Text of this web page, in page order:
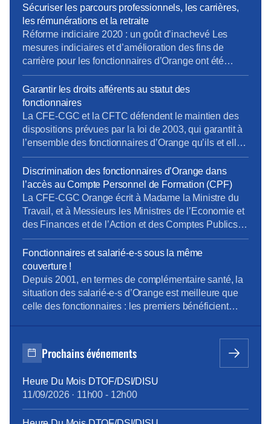
validation par le Ministère. La CFE-CGC et la CFTC
dénoncent ce fonctionnement, qui constitue une
atteinte à un principe fondamental du droit : nul ne
devrait être à la […]
Sécuriser les parcours professionnels, les carrières,
les rémunérations et la retraite
Réforme indiciaire 2020 : un goût d’inachevé Les
mesures indiciaires et d’amélioration des fins de
carrière pour les fonctionnaires d’Orange ont été
mises en place en décembre 2020, un an après la
Fonction Publique d’État… et en laissant de côté les
statuts de fonction (IV.3 et au-delà). La CFE-CGC
Orange et la CFTC continuent de se […]
Garantir les droits afférents au statut des
fonctionnaires
La CFE-CGC et la CFTC défendent le maintien des
dispositions prévues par la loi de 2003, qui garantit à
l’ensemble des fonctionnaires d’Orange qu’ils et elles
garderont leur statut jusqu’à la fin de leur activité.
Discrimination des fonctionnaires d’Orange dans
l’accès au Compte Personnel de Formation (CPF)
La CFE-CGC Orange écrit à Madame la Ministre du
Travail, et à Messieurs les Ministres de l’Economie et
des Finances et de l’Action et des Comptes Publics
La « loi pour la liberté de choisir son avenir
professionnel » du 05 septembre 2018, qui a pour
ambition une nouvelle société de compétences,
réforme la formation professionnelle en promettant,
[…]
Fonctionnaires et salarié-e-s sous la même
couverture !
Depuis 2001, en termes de complémentaire santé, la
situation des salarié-e-s d’Orange est meilleure que
celle des fonctionnaires : les premiers bénéficient
seconds, s’ils le souhaitent, s’assurent
individuellement et payent 100% des cotisations,
introduite en février 2015. Cette différence de
traitement touche à sa fin, grâce à la ténacité de la
CFE-CGC Orange : à compter du 1er janvier 2018,
Prochains événements
Heure Du Mois DTOF/DSI/DISU
11/09/2026· 11h00 - 12h00